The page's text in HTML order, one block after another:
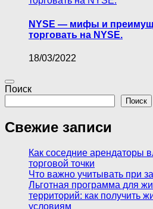
NYSE — мифы и
торговать на NYSE.
18/03/2022
Поиск
Поиск
Свежие записи
Как соседние арендаторы
торговой точки
Что важно учитывать при
Льготная программа для
территорий: как получить
условиям